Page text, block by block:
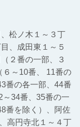
松ノ木１～３丁
、成田東１～５
２番の一部、３
６～10番、 11番の
番の各一部、44番
～34番、35番の一
番を除く）、阿佐
高円寺北１～４丁